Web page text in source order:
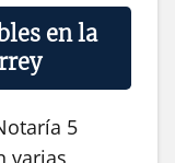
en la
5
varias